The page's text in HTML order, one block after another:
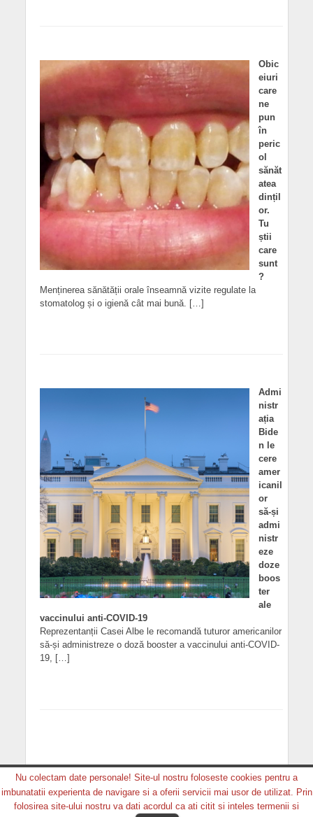
Obic
eiuri
care
ne
pun
în
peric
ol
sănăt
atea
dințil
or.
Tu
știi
care
sunt
?
Menținerea sănătății orale înseamnă vizite regulate la
stomatolog și o igienă cât mai bună. […]
Admi
nistr
ația
Bide
n le
cere
amer
icanil
or
să-și
admi
nistr
eze
doze
boos
ter
ale
vaccinului anti-COVID-19
Reprezentanții Casei Albe le recomandă tuturor americanilor
să-și administreze o doză booster a vaccinului anti-COVID-
19, […]
Copyright © 2026. MEDIA GRUP PRODUCTION. Toate
Nu colectam date personale! Site-ul nostru foloseste cookies pentru a
imbunatatii experienta de navigare si a oferii servicii mai usor de utilizat. Prin
folosirea site-ului nostru va dati acordul ca ati citit si inteles termenii si